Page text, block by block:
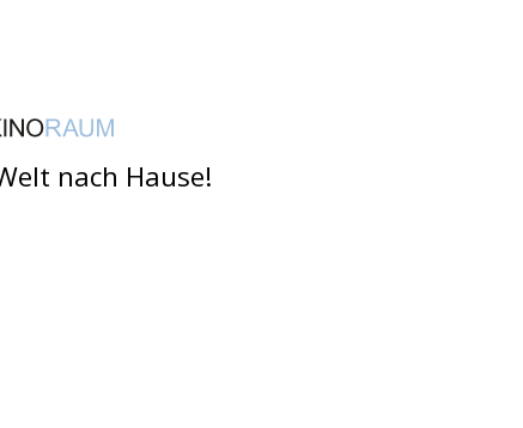
nach Hause!